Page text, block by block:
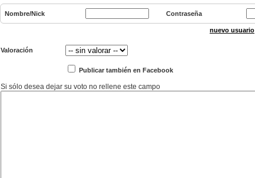
Nombre/Nick Contraseña
nuevo usuario
Valoración
Publicar también en Facebook
Si sólo desea dejar su voto no rellene este campo